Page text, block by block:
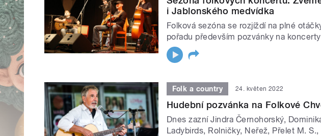
i Jablonského medvídka
Folková sezóna se rozjíždí na plné
pořadu především pozvánky na
Folk a country 24. květen 2022
Hudební pozvánka na Folkové
Dnes zazní Jindra Černohorský,
Ladybirds, Rolničky, Neřež, Přelet M.